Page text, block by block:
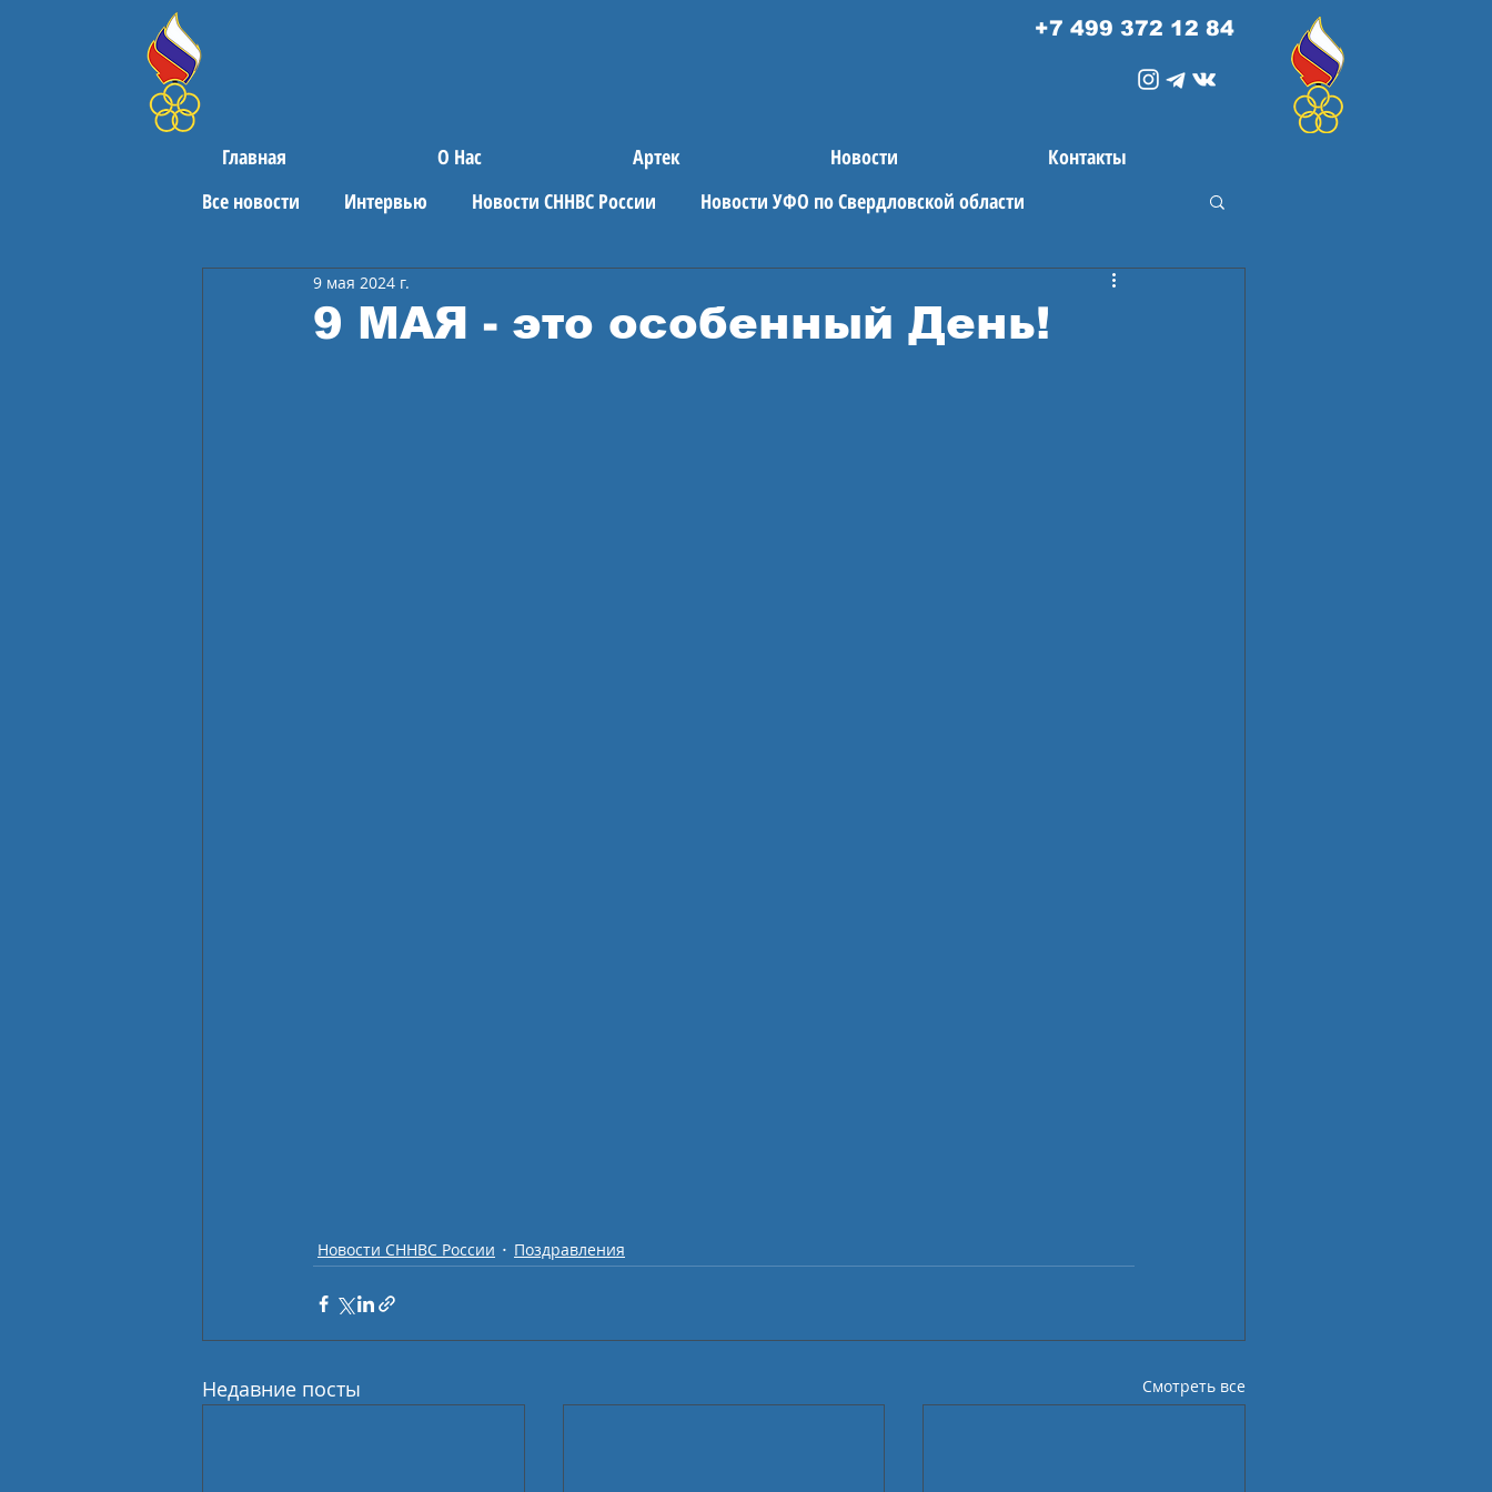
+7 499 372 12 84
Главная О Нас Артек Новости
Контакты
Все новости
Интервью Новости СННВС России Новости УФО по Свердловской области
Поздравления
9 МАЯ - это особенный День!
9 мая 2024 г.
Новости СННВС России Поздравления
Недавние посты Смотреть все